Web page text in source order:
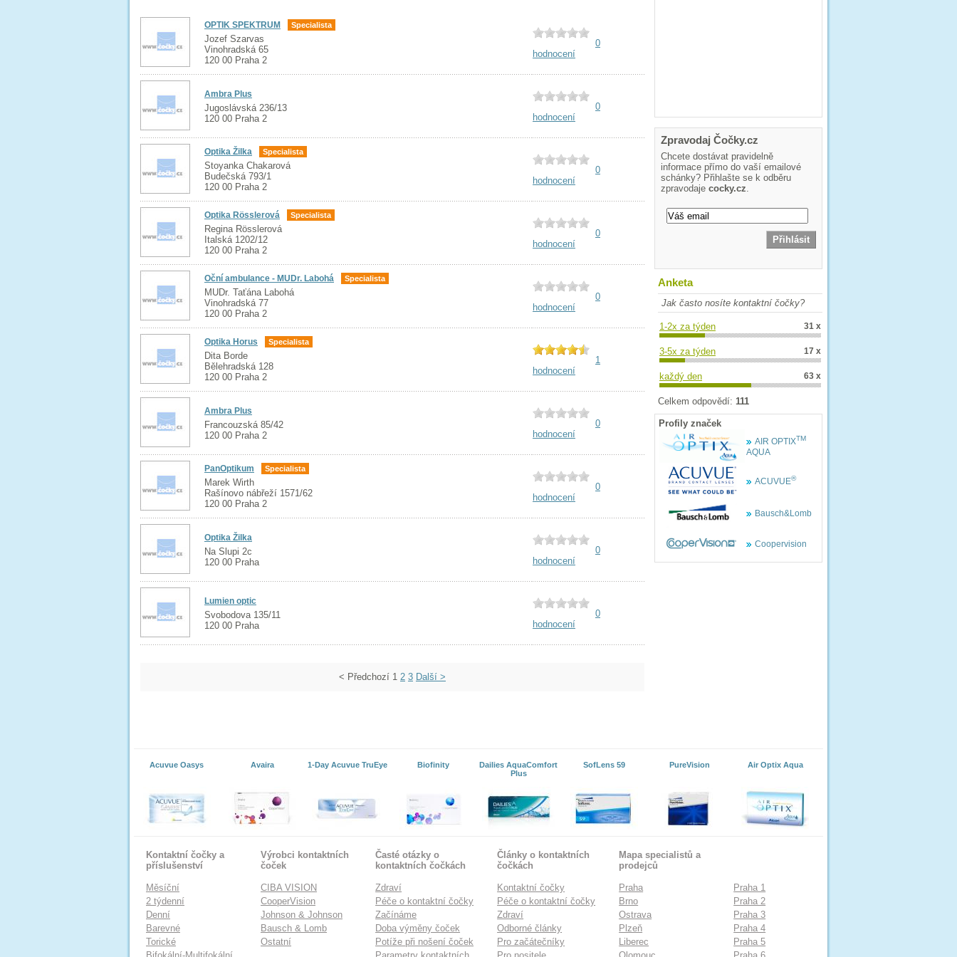
OPTIK SPEKTRUM Specialista
Jozef Szarvas
Vinohradská 65
120 00 Praha 2
0
hodnocení
Ambra Plus
Jugoslávská 236/13
120 00 Praha 2
0
hodnocení
Optika Žilka Specialista
Stoyanka Chakarová
Budečská 793/1
120 00 Praha 2
0
hodnocení
Optika Rösslerová Specialista
Regina Rösslerová
Italská 1202/12
120 00 Praha 2
0
hodnocení
Oční ambulance - MUDr. Labohá Specialista
MUDr. Taťána Labohá
Vinohradská 77
120 00 Praha 2
0
hodnocení
Optika Horus Specialista
Dita Borde
Bělehradská 128
120 00 Praha 2
1
hodnocení
Ambra Plus
Francouzská 85/42
120 00 Praha 2
0
hodnocení
PanOptikum Specialista
Marek Wirth
Rašínovo nábřeží 1571/62
120 00 Praha 2
0
hodnocení
Optika Žilka
Na Slupi 2c
120 00 Praha
0
hodnocení
Lumien optic
Svobodova 135/11
120 00 Praha
0
hodnocení
< Předchozí 1 2 3 Další >
Zpravodaj Čočky.cz
Chcete dostávat pravidelně
informace přímo do vaší emailové
schánky? Přihlašte se k odběru
zpravodaje cocky.cz.
Anketa
Jak často nosíte kontaktní čočky?
1-2x za týden 31 x
3-5x za týden 17 x
každý den 63 x
Celkem odpovědí: 111
Profily značek
AIR OPTIXTM
AQUA
ACUVUE®
Bausch&Lomb
Coopervision
Acuvue Oasys Avaira 1-Day Acuvue TruEye Biofinity
Dailies AquaComfort
Plus
SofLens 59 PureVision Air Optix Aqua
Kontaktní čočky a
příslušenství
Měsíční
2 týdenní
Denní
Barevné
Torické
Výrobci kontaktních
čoček
CIBA VISION
CooperVision
Johnson & Johnson
Bausch & Lomb
Ostatní
Časté otázky o
kontaktních čočkách
Zdraví
Péče o kontaktní čočky
Začínáme
Doba výměny čoček
Potíže při nošení čoček
Články o kontaktních
čočkách
Kontaktní čočky
Péče o kontaktní čočky
Zdraví
Odborné články
Pro začátečníky
Mapa specialistů a
prodejců
Praha
Brno
Ostrava
Plzeň
Liberec
Praha 1
Praha 2
Praha 3
Praha 4
Praha 5